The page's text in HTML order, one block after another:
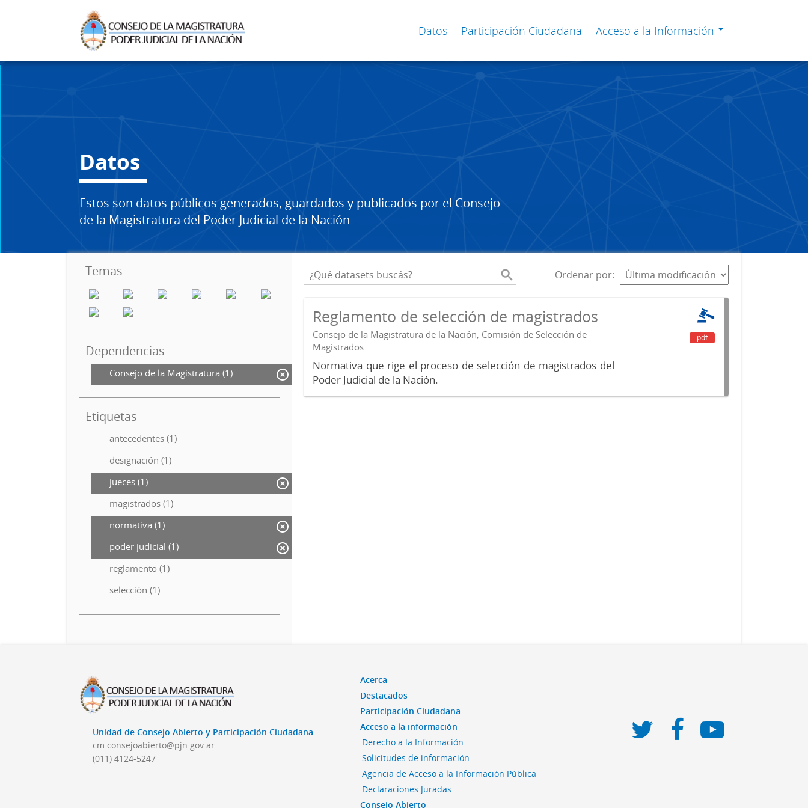
Datos Participación Ciudadana Acceso a la Información
Datos
Estos son datos públicos generados, guardados y publicados por el Consejo
de la Magistratura del Poder Judicial de la Nación
Temas
Dependencias
Consejo de la Magistratura (1)
Etiquetas
antecedentes (1)
designación (1)
jueces (1)
magistrados (1)
normativa (1)
poder judicial (1)
reglamento (1)
selección (1)
Ordenar por
Reglamento de selección de magistrados
Consejo de la Magistratura de la Nación, Comisión de Selección de
Magistrados
Normativa que rige el proceso de selección de magistrados del
Poder Judicial de la Nación.
pdf
Unidad de Consejo Abierto y Participación Ciudadana
cm.consejoabierto@pjn.gov.ar
(011) 4124-5247
Acerca
Destacados
Participación Ciudadana
Acceso a la información
Derecho a la Información
Solicitudes de información
Agencia de Acceso a la Información Pública
Declaraciones Juradas
Consejo Abierto